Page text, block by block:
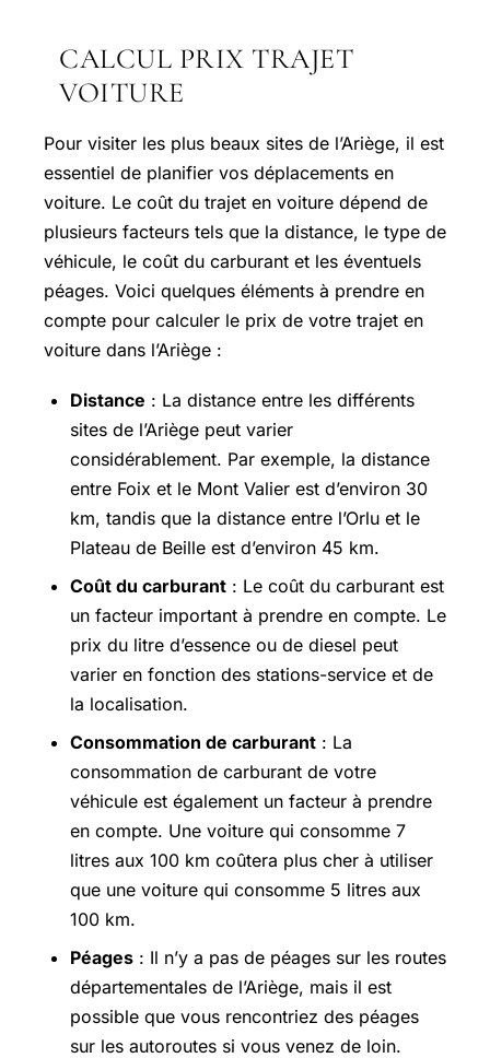
CALCUL PRIX TRAJET
VOITURE
Pour visiter les plus beaux sites de l’Ariège, il est
essentiel de planifier vos déplacements en
voiture. Le coût du trajet en voiture dépend de
plusieurs facteurs tels que la distance, le type de
véhicule, le coût du carburant et les éventuels
péages. Voici quelques éléments à prendre en
compte pour calculer le prix de votre trajet en
voiture dans l’Ariège :
Distance : La distance entre les différents
sites de l’Ariège peut varier
considérablement. Par exemple, la distance
entre Foix et le Mont Valier est d’environ 30
km, tandis que la distance entre l’Orlu et le
Plateau de Beille est d’environ 45 km.
Coût du carburant : Le coût du carburant est
un facteur important à prendre en compte. Le
prix du litre d’essence ou de diesel peut
varier en fonction des stations-service et de
la localisation.
Consommation de carburant : La
consommation de carburant de votre
véhicule est également un facteur à prendre
en compte. Une voiture qui consomme 7
litres aux 100 km coûtera plus cher à utiliser
que une voiture qui consomme 5 litres aux
100 km.
Péages : Il n’y a pas de péages sur les routes
départementales de l’Ariège, mais il est
possible que vous rencontriez des péages
sur les autoroutes si vous venez de loin.